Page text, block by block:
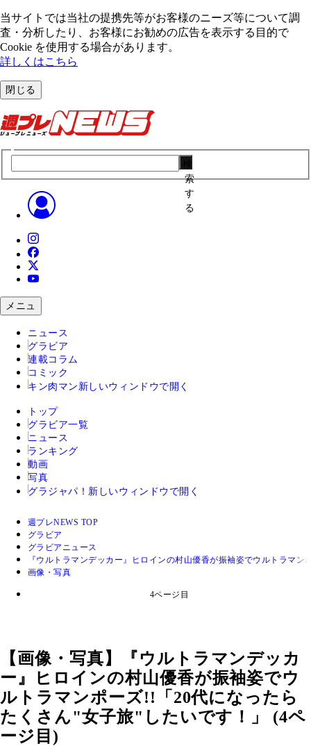
当サイトでは当社の提携先等がお客様のニーズ等について調
査・分析したり、お客様にお勧めの広告を表⽰する⽬的で
Cookie を使⽤する場合があります。
詳しくはこちら
閉じる
索
す
る
メニュ
ニュース
グラビア
連載コラム
コミック
キン肉マン 新しいウィンドウで開く
トップ
グラビア一覧
ニュース
ランキング
動画
写真
グラジャパ！ 新しいウィンドウで開く
週プレNEWS TOP
グラビア
グラビアニュース
『ウルトラマンデッカー』ヒロインの村山優香が振袖姿でウルトラマ
画像・写真
4ページ目
【画像・写真】『ウルトラマンデッカ
ー』ヒロインの村山優香が振袖姿でウ
ルトラマンポーズ!!「20代になったら
たくさん"女子旅"したいです！」 (4ペ
ージ目)